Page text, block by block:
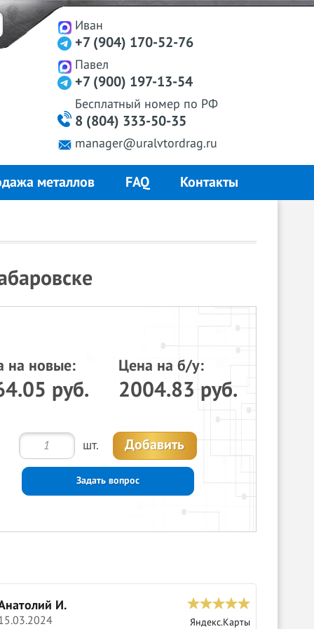
Иван
+7 (904) 170-52-76
Павел
+7 (900) 197-13-54
Бесплатный номер по РФ
8 (804) 333-50-35
manager@uralvtordrag.ru
металлов FAQ Контакты
на новые:
руб.
Цена на б/у:
2004.83 руб.
шт. Добавить
Задать вопрос
И.
Яндекс.Карты